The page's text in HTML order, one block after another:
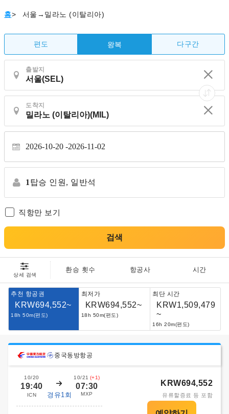
홈> 서울→밀라노 (이탈리아)
편도 왕복 다구간
출발지
도착지
2026-10-20 2026-11-02
1 탑승 인원, 일반석
직항만 보기
검색
상세 검색
환승 횟수 항공사 시간
추천 항공권
KRW694,552~
18h 50m(편도)
최저가
KRW694,552~
18h 50m(편도)
최단 시간
KRW1,509,479
~
16h 20m(편도)
중국동방항공
10/20
19:40
ICN 경유1회
10/21 (+1)
07:30
MXP
KRW694,552
유류할증료 등 포함